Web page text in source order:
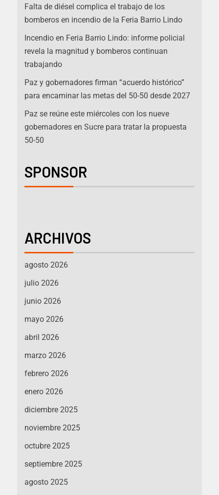
Falta de diésel complica el trabajo de los
bomberos en incendio de la Feria Barrio Lindo
Incendio en Feria Barrio Lindo: informe policial
revela la magnitud y bomberos continuan
trabajando
Paz y gobernadores firman “acuerdo histórico”
para encaminar las metas del 50-50 desde 2027
Paz se reúne este miércoles con los nueve
gobernadores en Sucre para tratar la propuesta
50-50
SPONSOR
ARCHIVOS
agosto 2026
julio 2026
junio 2026
mayo 2026
abril 2026
marzo 2026
febrero 2026
enero 2026
diciembre 2025
noviembre 2025
octubre 2025
septiembre 2025
agosto 2025